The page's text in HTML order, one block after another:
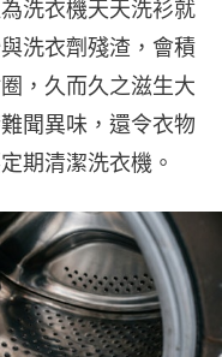
洗衣機天天洗衫就
洗衣劑殘渣，會積
，久而久之滋生大
聞異味，還令衣物
期清潔洗衣機。